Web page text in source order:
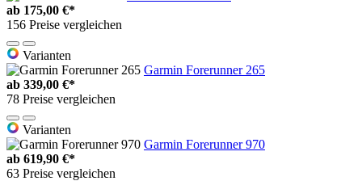
ab 175,00 €*
156 Preise vergleichen
Varianten
Garmin Forerunner 265
ab 339,00 €*
78 Preise vergleichen
Varianten
Garmin Forerunner 970
ab 619,90 €*
63 Preise vergleichen